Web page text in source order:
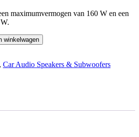
maximumvermogen van 160 W en een
winkelwagen
, Car Audio Speakers & Subwoofers